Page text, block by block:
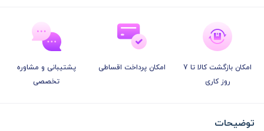
امکان بازگشت کالا تا 7
روز کاری
امکان پرداخت اقساطی
پشتیبانی و مشاوره
تخصصی
توضیحات